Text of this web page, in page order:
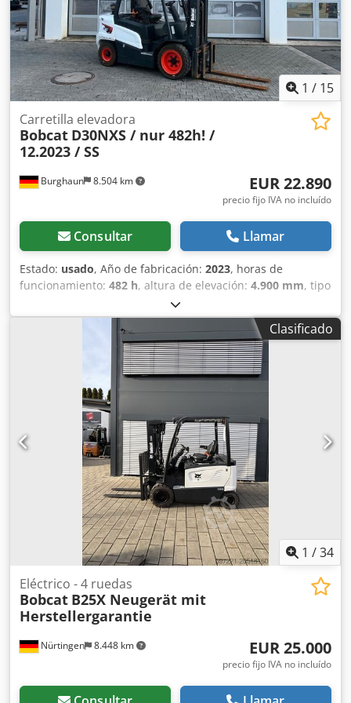
1 / 15
Burghaun 8.504 km
Carretilla elevadora
Bobcat D30NXS / nur 482h! /
12.2023 / SS
EUR 22.890
precio fijo IVA no incluído
Consultar Llamar
Estado: usado, Año de fabricación: 2023, horas de
funcionamiento: 482 h, altura de elevación: 4.900 mm, tipo
, fabricante de motores:
tipo de engranaje:automático, Bobcat D30NXS carretilla
elevadora diésel, año de fabricación: 12/2023, horas: ¡solo
482h!, capacidad nominal de carga: 3.000 kg, longitud de
horquillas: 1.200 mm, altura de elevación: 4.900 mm,
mástil triplex, desplazador lateral hidráulico, motor:
[45,6W/62 CV], peso: 4.901 kg, ¡estado muy bueno!, ¡listo
para uso inmediato! Le ofrecemos con gusto una
propuesta de leasing o financiación a solicitud. El Sr. Mihm
(tel.) estará encantado de atenderle. Encontrará más
información en nuestra página web. ¡Sujeto a errores y
venta previa! Dirección asistida, techo protector. = Más
información = Capacidad de elevación: 3.000 kg
Dedpfsyxkrnjx Alyock Altura de construcción: 230 cm Para
más información, póngase en contacto con Tobias Ebert.
Clasificado
1 /34
Nürtingen 8.448 km
Eléctrico - 4 ruedas
Bobcat B25X Neugerät mit
Herstellergarantie
EUR 25.000
precio fijo IVA no incluído